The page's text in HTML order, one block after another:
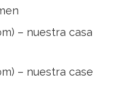
– nuestra casa
– nuestra case